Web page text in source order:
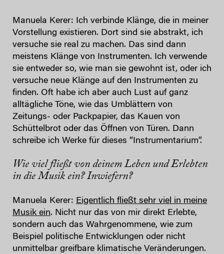
Manuela Kerer: Ich verbinde Klänge, die in meiner
Vorstellung existieren. Dort sind sie abstrakt, ich
versuche sie real zu machen. Das sind dann
meistens Klänge von Instrumenten. Ich verwende
sie entweder so, wie man sie gewohnt ist, oder ich
versuche neue Klänge auf den Instrumenten zu
finden. Oft habe ich aber auch Lust auf ganz
alltägliche Töne, wie das Umblättern von
Zeitungs- oder Packpapier, das Kauen von
Schüttelbrot oder das Öffnen von Türen. Dann
schreibe ich Werke für dieses “Instrumentarium”.
Wie viel fließt von deinem Leben und Erlebten
in die Musik ein? Inwiefern?
Manuela Kerer: Eigentlich fließt sehr viel in meine
Musik ein. Nicht nur das von mir direkt Erlebte,
sondern auch das Wahrgenommene, wie zum
Beispiel politische Entwicklungen oder nicht
unmittelbar greifbare klimatische Veränderungen.